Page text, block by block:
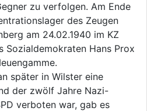
zu verfolgen. Am Ende
des Zeugen
am 24.02.1940 im KZ
Sozialdemokraten Hans Prox
später in Wilster eine
der zwölf Jahre Nazi-
verboten war, gab es